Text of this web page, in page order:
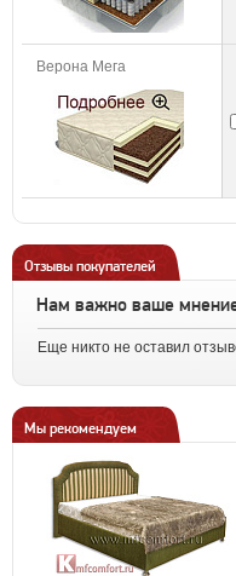
Верона Мега
Отзывы покупателей
Нам важно ваше
Еще никто не оставил
Мы рекомендуем